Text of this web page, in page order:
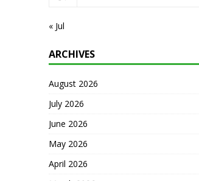
« Jul
ARCHIVES
August 2026
July 2026
June 2026
May 2026
April 2026